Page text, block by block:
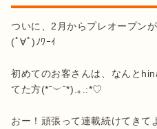
ついに、2月からプレオープン
(ﾟ∀ﾟ)ﾉﾜｰｲ
初めてのお客さんは、なんと
てた方(*˘︶˘*).｡.:*♡
おー！頑張って連載続けてきて